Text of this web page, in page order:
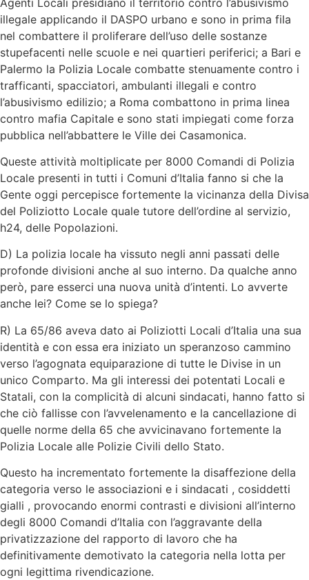
illegale applicando il DASPO urbano e sono in prima fila
nel combattere il proliferare dell’uso delle sostanze
stupefacenti nelle scuole e nei quartieri periferici; a Bari e
Palermo la Polizia Locale combatte stenuamente contro i
trafficanti, spacciatori, ambulanti illegali e contro
l’abusivismo edilizio; a Roma combattono in prima linea
contro mafia Capitale e sono stati impiegati come forza
pubblica nell’abbattere le Ville dei Casamonica.
Queste attività moltiplicate per 8000 Comandi di Polizia
Locale presenti in tutti i Comuni d’Italia fanno si che la
Gente oggi percepisce fortemente la vicinanza della Divisa
del Poliziotto Locale quale tutore dell’ordine al servizio,
h24, delle Popolazioni.
D) La polizia locale ha vissuto negli anni passati delle
profonde divisioni anche al suo interno. Da qualche anno
però, pare esserci una nuova unità d’intenti. Lo avverte
anche lei? Come se lo spiega?
R) La 65/86 aveva dato ai Poliziotti Locali d’Italia una sua
identità e con essa era iniziato un speranzoso cammino
verso l’agognata equiparazione di tutte le Divise in un
unico Comparto. Ma gli interessi dei potentati Locali e
Statali, con la complicità di alcuni sindacati, hanno fatto si
che ciò fallisse con l’avvelenamento e la cancellazione di
quelle norme della 65 che avvicinavano fortemente la
Polizia Locale alle Polizie Civili dello Stato.
Questo ha incrementato fortemente la disaffezione della
categoria verso le associazioni e i sindacati , cosiddetti
gialli , provocando enormi contrasti e divisioni all’interno
degli 8000 Comandi d’Italia con l’aggravante della
privatizzazione del rapporto di lavoro che ha
definitivamente demotivato la categoria nella lotta per
ogni legittima rivendicazione.